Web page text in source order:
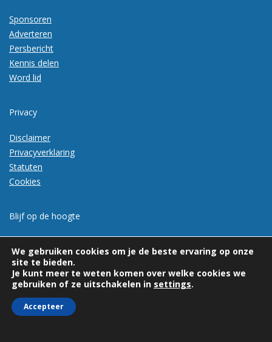
Sponsoren
Adverteren
Persbericht
Kennis delen
Word lid
Privacy
Disclaimer
Privacyverklaring
Statuten
Cookies
Blijf op de hoogte
We gebruiken cookies om je de beste ervaring op onze
site te bieden.
Je kunt meer te weten komen over welke cookies we
gebruiken of ze uitschakelen in settings.
Accepteer